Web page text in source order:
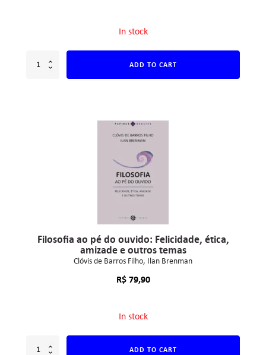
In stock
ADD TO CART
Filosofia ao pé do ouvido: Felicidade, ética,
amizade e outros temas
Clóvis de Barros Filho Ilan Brenman
R$79,90
In stock
ADD TO CART